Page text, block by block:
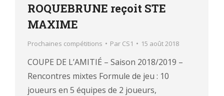
ROQUEBRUNE reçoit STE
MAXIME
Prochaines compétitions Par CS1 15 août 2018
COUPE DE L’AMITIÉ – Saison 2018/2019 –
Rencontres mixtes Formule de jeu : 10
joueurs en 5 équipes de 2 joueurs,